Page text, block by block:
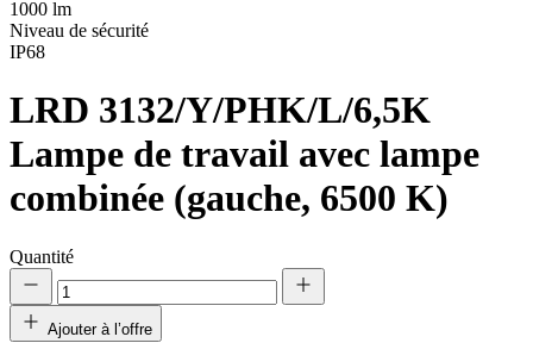
1000 lm
Niveau de sécurité
IP68
LRD 3132/Y/PHK/L/6,5K
Lampe de travail avec lampe
combinée (gauche, 6500 K)
Quantité
Ajouter à l’offre